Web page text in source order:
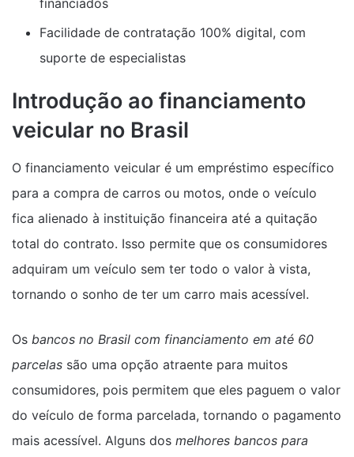
Facilidade de contratação 100% digital, com
suporte de especialistas
Introdução ao financiamento
veicular no Brasil
O financiamento veicular é um empréstimo específico
para a compra de carros ou motos, onde o veículo
fica alienado à instituição financeira até a quitação
total do contrato. Isso permite que os consumidores
adquiram um veículo sem ter todo o valor à vista,
tornando o sonho de ter um carro mais acessível.
Os bancos no Brasil com financiamento em até 60
parcelas são uma opção atraente para muitos
consumidores, pois permitem que eles paguem o valor
do veículo de forma parcelada, tornando o pagamento
mais acessível. Alguns dos melhores bancos para